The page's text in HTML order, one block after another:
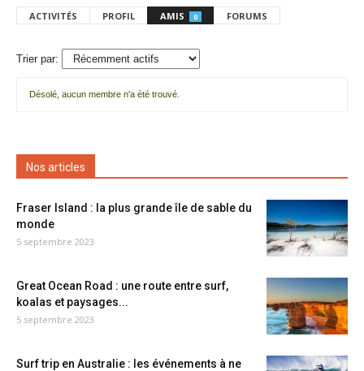
ACTIVITÉS PROFIL AMIS 0 FORUMS
Trier par:
amis
Désolé, aucun membre n'a été trouvé.
Nos articles
Fraser Island : la plus grande île de sable du
monde
5 septembre 2023
Great Ocean Road : une route entre surf,
koalas et paysages...
5 septembre 2023
Surf trip en Australie : les événements à ne